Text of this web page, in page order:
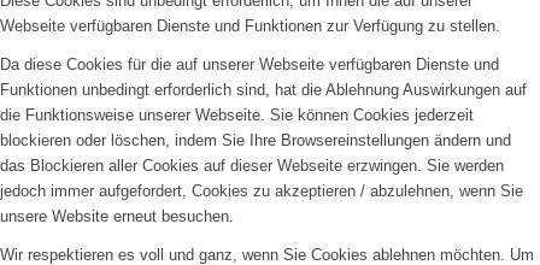
Webseite verfügbaren Dienste und Funktionen zur Verfügung zu stellen.
Da diese Cookies für die auf unserer Webseite verfügbaren Dienste und
Funktionen unbedingt erforderlich sind, hat die Ablehnung Auswirkungen auf
die Funktionsweise unserer Webseite. Sie können Cookies jederzeit
blockieren oder löschen, indem Sie Ihre Browsereinstellungen ändern und
das Blockieren aller Cookies auf dieser Webseite erzwingen. Sie werden
jedoch immer aufgefordert, Cookies zu akzeptieren / abzulehnen, wenn Sie
unsere Website erneut besuchen.
Wir respektieren es voll und ganz, wenn Sie Cookies ablehnen möchten. Um